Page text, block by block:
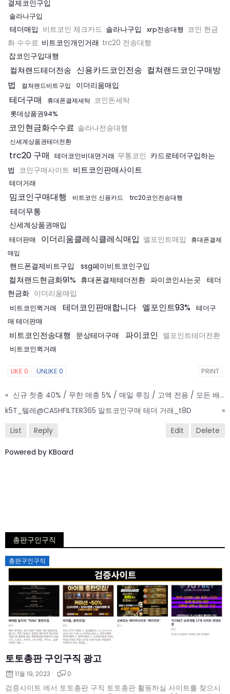
결제코인구입
솔라나구입
테더매입 비트코인 체크카드 솔라나구입 xrp전송대행 코인 현금
화 수수료 비트코인개인거래 trc20 전송대행
잡코인구입대행
컬쳐랜드테더전송 신용카드코인전송 컬쳐랜드코인구매방
법
컬쳐랜드비트구입 이더리움매입
테더구매 휴대폰결제세탁 코인돈세탁
롯데상품권94%
코인현금화수수료 솔라나전송대행
신세계상품권테더전환
trc20 구매 테더코인비대면거래 무통코인 카드로테더구입하는
법 코인구매사이트 비트코인판매사이트
테더거래
밈코인구매대행 비트코인 신용카드 trc20코인전송대행
테더무통
신세계상품권매입
테더판매 이더리움클레식클레식매입 엘포인트매입
휴대폰결제
매입
핸드폰결제비트구입 ssg페이비트코인구입
컬쳐랜드현금화91% 휴대폰결제테더전환 파이코인사는곳
테더
현금화 이더리움매입
비트코인퀵거래
테더코인판매합니다 엘포인트93% 테더구
매 테더판매
비트코인전송대행 문상테더구매 파이코인
엘포인트테더전환
비트코인퀵거래
LIKE 0 UNLIKE 0 PRINT
«
신규 첫충 40% / 무한 매충 5% / 매일 루징 / 고액 전용 / 모든 배팅 무제재
k5T_텔레@CASHFILTER365 알트코인구매 테더 거래_t8D
»
List
Reply Edit Delete
Powered by KBoard
총판구인구직
총판구인구직
토토총판 구인구직 광고
Posted
on
11월 19, 2023 0
검증사이트 에서 토토총판 구직 토토총판 활동하실 사이트를 찾으시